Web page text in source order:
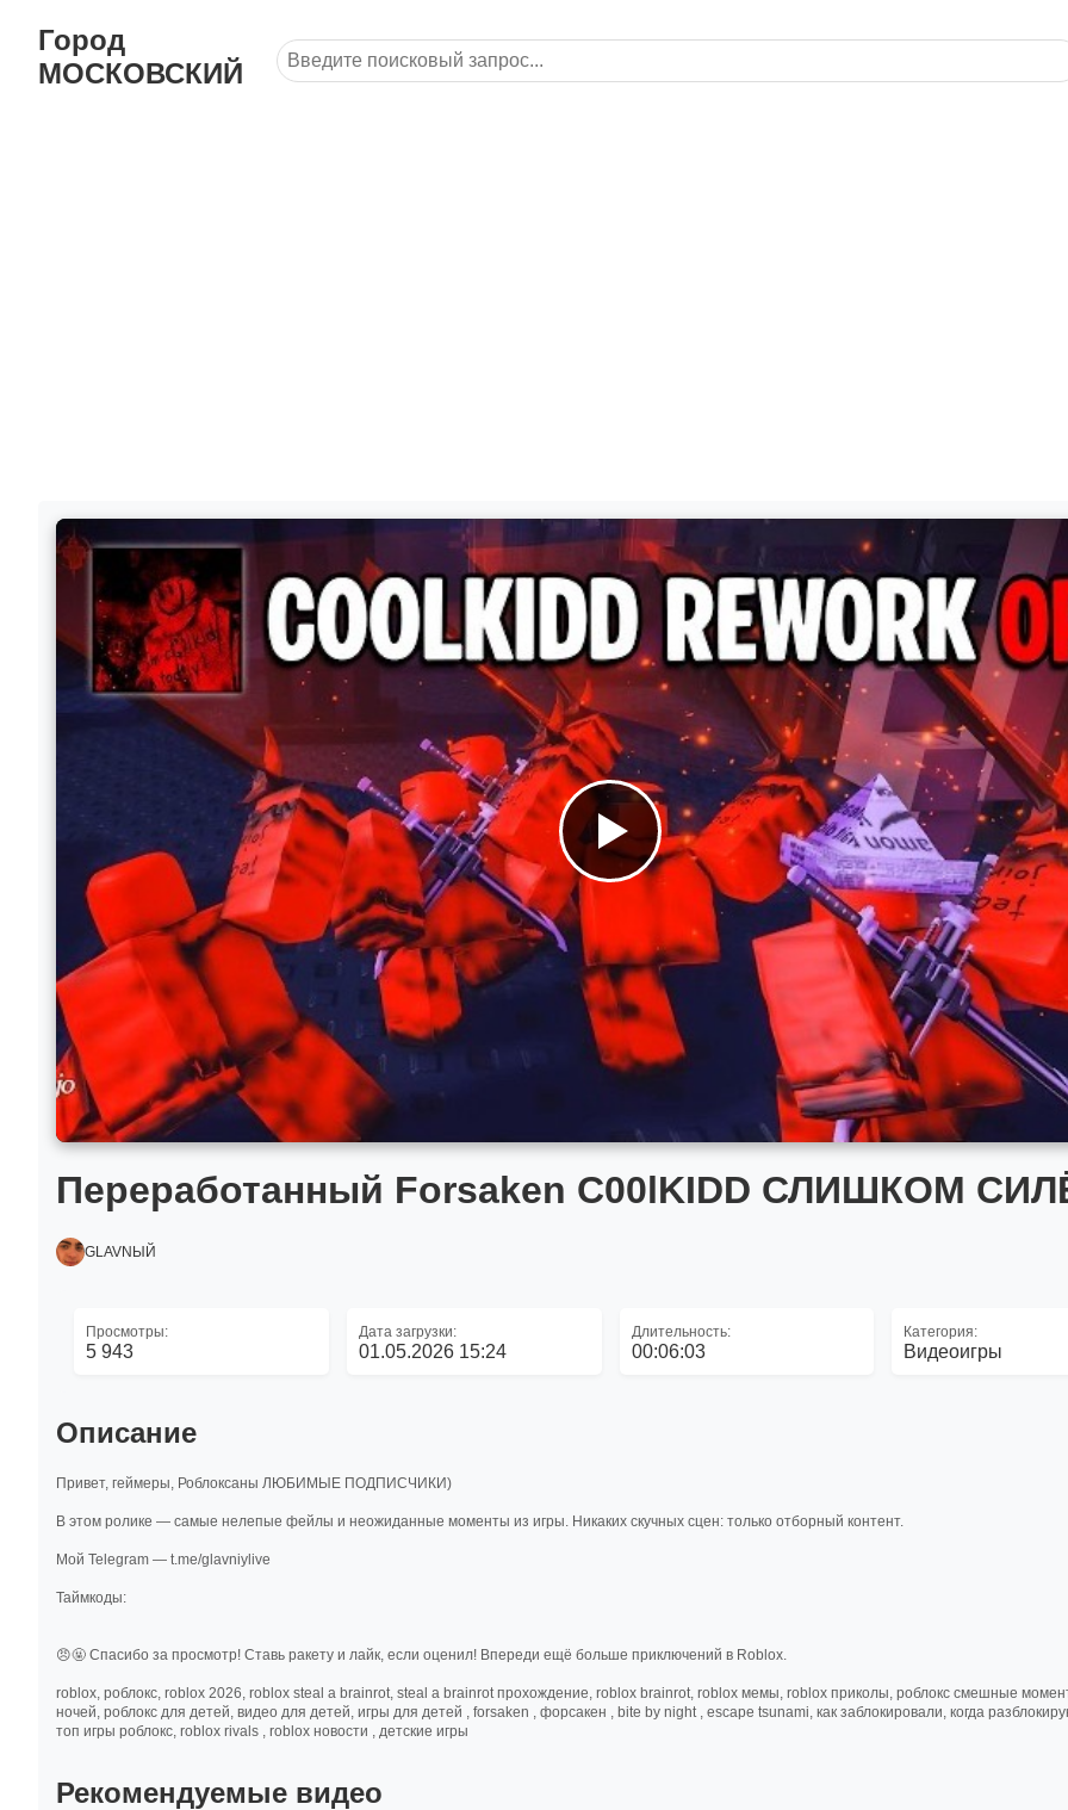
Город
МОСКОВСКИЙ
Переработанный Forsaken C00lKIDD СЛИШКОМ
GLAVNЫЙ
Просмотры:
5 943
Дата загрузки:
01.05.2026 15:24
Длительность:
00:06:03
Категория:
Видеоигры
Описание
Привет, геймеры, Роблоксаны ЛЮБИМЫЕ ПОДПИСЧИКИ)
В этом ролике — самые нелепые фейлы и неожиданные моменты из игры. Никаких скучных сцен: только отборный контент.
Мой Telegram — t.me/glavniylive
Таймкоды:
😠🤬 Спасибо за просмотр! Ставь ракету и лайк, если оценил! Впереди ещё больше приключений в Roblox.
roblox, роблокс, roblox 2026, roblox steal a brainrot, steal a brainrot прохождение, roblox brainrot, roblox мемы, roblox приколы, роблокс смешные
ночей, роблокс для детей, видео для детей, игры для детей , forsaken , форсакен , bite by night , escape tsunami, как заблокировали, когда
топ игры роблокс, roblox rivals , roblox новости , детские игры
Рекомендуемые видео